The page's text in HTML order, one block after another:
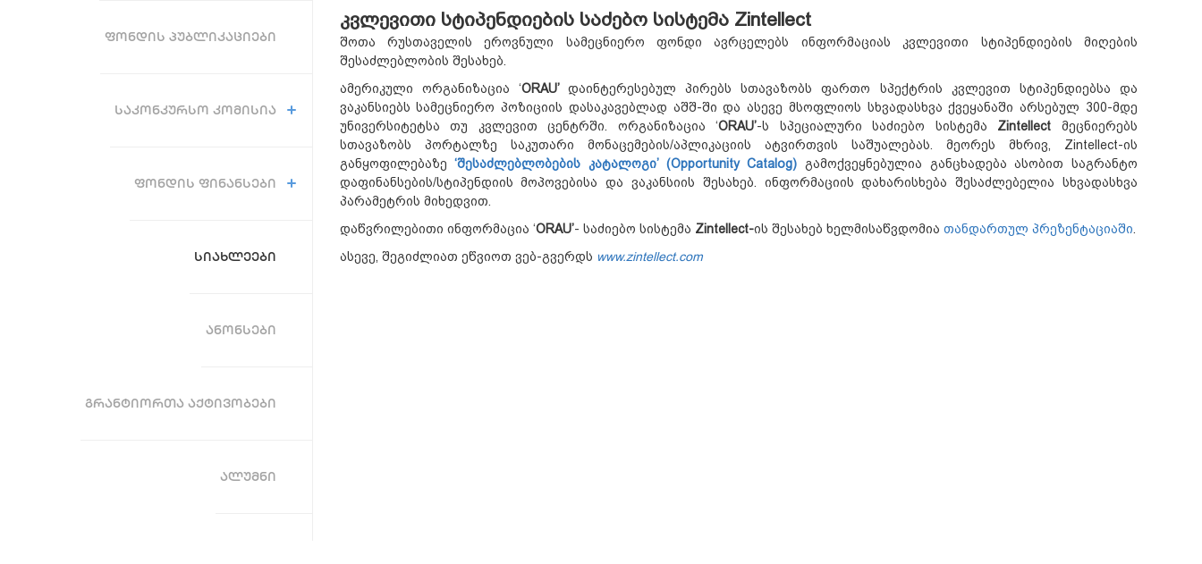
ᲤᲝᲜᲓᲘᲡ ᲞᲣᲑᲚᲘᲙᲐᲪᲘᲔᲑᲘ
ᲡᲐᲙᲝᲜᲙᲣᲠᲡᲝ ᲙᲝᲛᲘᲡᲘᲐ
ᲤᲝᲜᲓᲘᲡ ᲤᲘᲜᲐᲜᲡᲔᲑᲘ
ᲡᲘᲐᲮᲚᲔᲔᲑᲘ
ᲐᲜᲝᲜᲡᲔᲑᲘ
ᲒᲠᲐᲜᲢᲘᲝᲠᲗᲐ ᲐᲥᲢᲘᲕᲝᲑᲔᲑᲘ
ᲐᲚᲣᲛᲜᲘ
კვლევითი სტიპენდიების საძებო სისტემა Zintellect
შოთა რუსთაველის ეროვნული სამეცნიერო ფონდი ავრცელებს ინფორმაციას კვლევითი სტიპენდიების მიღების
შესაძლებლობის შესახებ.
ამერიკული ორგანიზაცია ‘ORAU’ დაინტერესებულ პირებს სთავაზობს ფართო სპექტრის კვლევით სტიპენდიებსა და
ვაკანსიებს სამეცნიერო პოზიციის დასაკავებლად აშშ-ში და ასევე მსოფლიოს სხვადასხვა ქვეყანაში არსებულ 300-მდე
უნივერსიტეტსა თუ კვლევით ცენტრში. ორგანიზაცია ‘ORAU’-ს სპეციალური საძიებო სისტემა Zintellectმეცნიერებს
სთავაზობს პორტალზე საკუთარი მონაცემების/აპლიკაციის ატვირთვის საშუალებას. მეორეს მხრივ, Zintellect-ის
განყოფილებაზე‘შესაძლებლობების კატალოგი’ (Opportunity Catalog) გამოქვეყნებულია განცხადება ასობით საგრანტო
დაფინანსების/სტიპენდიის მოპოვებისა და ვაკანსიის შესახებ. ინფორმაციის დახარისხება შესაძლებელია სხვადასხვა
პარამეტრის მიხედვით.
დაწვრილებითი ინფორმაცია ‘ORAU’- საძიებო სისტემა Zintellect-ის შესახებ ხელმისაწვდომია თანდართულ პრეზენტაციაში
ასევე, შეგიძლიათ ეწვიოთ ვებ-გვერდს www.zintellect.com